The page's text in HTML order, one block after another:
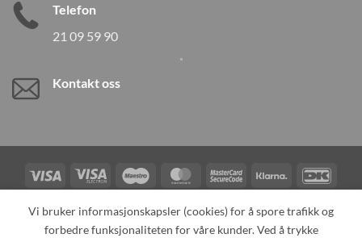
Telefon
21 09 59 90
Kontakt oss
Visa
Visa
Electron
Maestro MasterCardMasterCard
2
Klarna
Card
TILBAKEKALLINGER KONTAKT OSS OM OSS
Vi bruker informasjonskapsler (cookies) for å spore trafikk og
forbedre funksjonaliteten for våre kunder. Ved å trykke